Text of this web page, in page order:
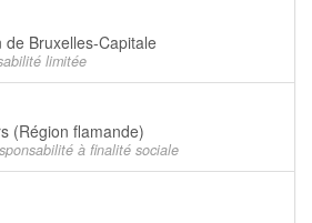
de Bruxelles-Capitale
limitée
(Région flamande)
à finalité sociale